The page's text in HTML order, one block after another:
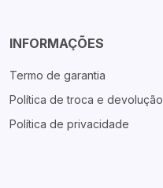
INFORMAÇÕES
Termo de garantia
Política de troca e devolução
Política de privacidade